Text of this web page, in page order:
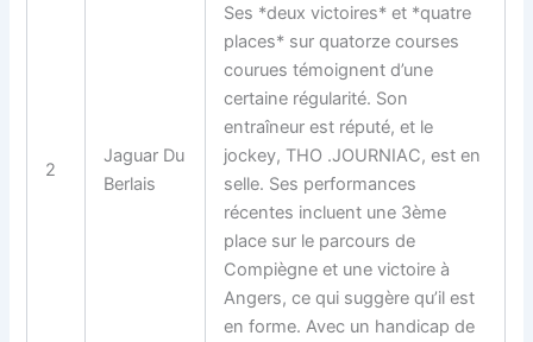
2
Jaguar Du
Berlais
Ses *deux victoires* et *quatre
places* sur quatorze courses
courues témoignent d’une
certaine régularité. Son
entraîneur est réputé, et le
jockey, THO .JOURNIAC, est en
selle. Ses performances
récentes incluent une 3ème
place sur le parcours de
Compiègne et une victoire à
Angers, ce qui suggère qu’il est
en forme. Avec un handicap de